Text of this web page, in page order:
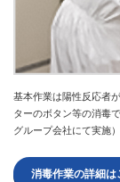
基本作業は陽性反応者
ターのボタン等の消毒
グループ会社にて実施）
消毒作業の詳細は